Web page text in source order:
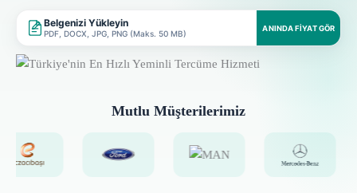
Belgenizi Yükleyin
PDF, DOCX, JPG, PNG (Maks. 50 MB)
ANINDA FIYAT GÖR
Mutlu Müşterilerimiz